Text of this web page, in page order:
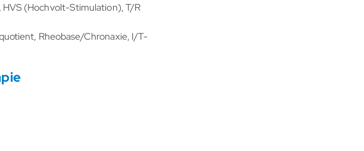
(Hochvolt-Stimulation), T/R
Rheobase/Chronaxie, I/T-